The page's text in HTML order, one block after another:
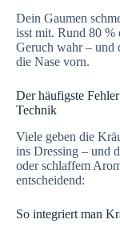
Dein Gaumen
isst mit. Rund 80 %
Geruch wahr – und
die Nase vorn.
Der häufigste
Technik
Viele geben die
ins Dressing – und
oder schlaffem
entscheidend:
So integriert man